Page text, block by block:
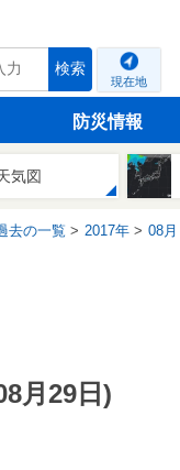
検索
現在地
防災情報
気図
去の一覧 2017年 08月
月29日)